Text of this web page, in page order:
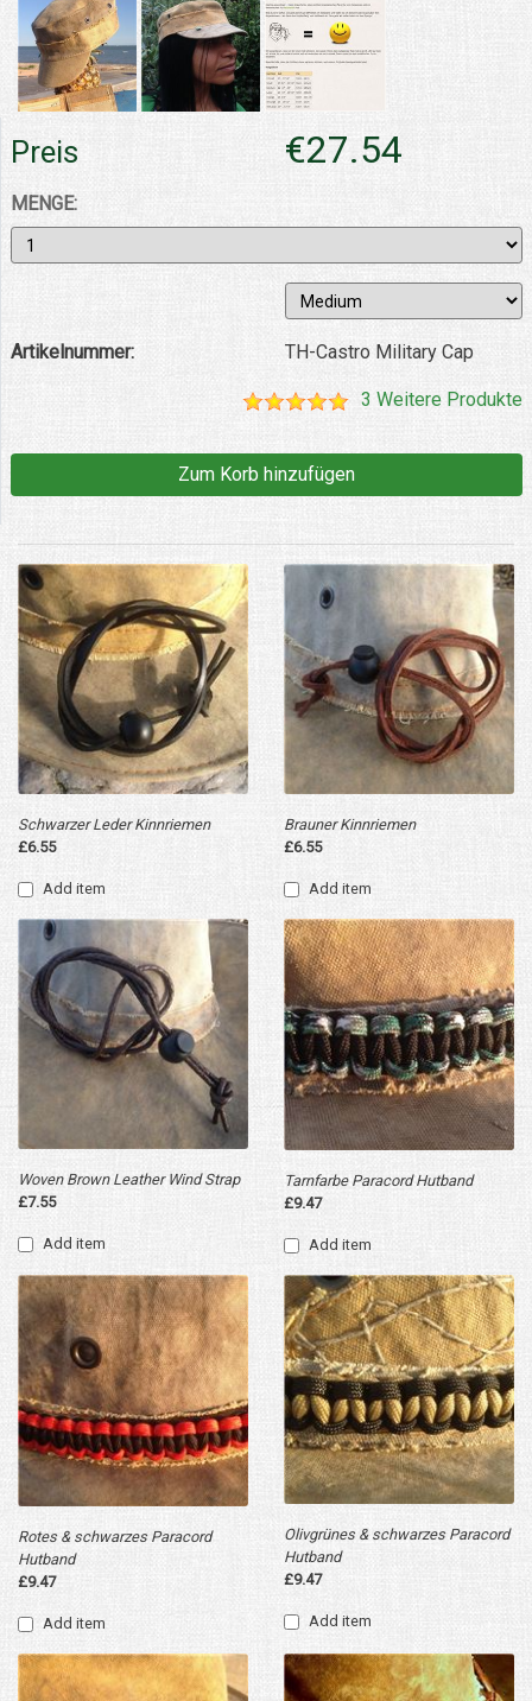
Preis €27.54
MENGE:
Artikelnummer: TH-Castro Military Cap
3 Weitere Produkte
Schwarzer Leder Kinnriemen
£6.55
Add item
Brauner Kinnriemen
£6.55
Add item
Woven Brown Leather Wind Strap
£7.55
Add item
Tarnfarbe Paracord Hutband
£9.47
Add item
Rotes & schwarzes Paracord
Hutband
£9.47
Add item
Olivgrünes & schwarzes Paracord
Hutband
£9.47
Add item